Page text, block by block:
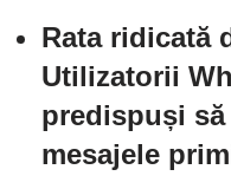
Rata ridicată
Utilizatorii
predispuși
mesajele